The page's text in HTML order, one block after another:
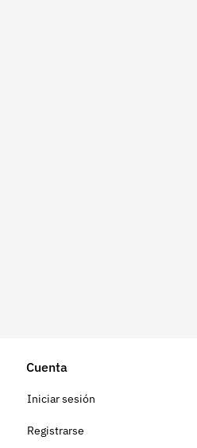
Cuenta
Iniciar sesión
Registrarse